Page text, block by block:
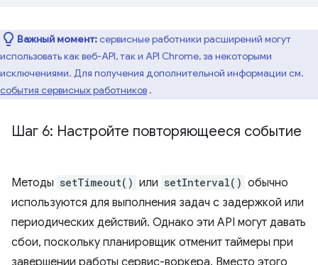
Важный момент:сервисные работники расширений могут
использовать как веб-API, так и API Chrome, за некоторыми
исключениями. Для получения дополнительной информации см.
события сервисных работников .
Шаг 6: Настройте повторяющееся событие
Методы setTimeout() или setInterval() обычно
используются для выполнения задач с задержкой или
периодических действий. Однако эти API могут давать
сбои, поскольку планировщик отменит таймеры при
завершении работы сервис-воркера. Вместо этого